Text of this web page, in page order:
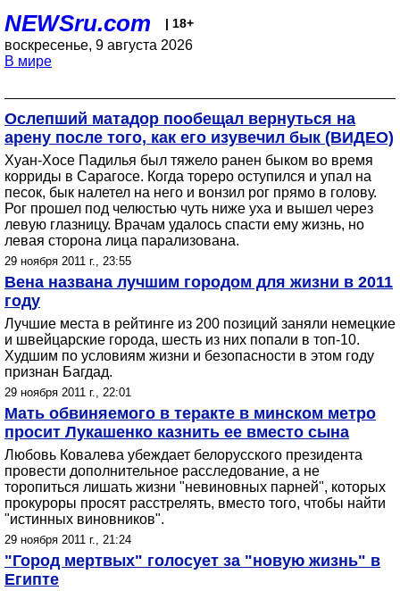
NEWSru.com | 18+
воскресенье, 9 августа 2026
В мире
Ослепший матадор пообещал вернуться на
арену после того, как его изувечил бык (ВИДЕО)
Хуан-Хосе Падилья был тяжело ранен быком во время
корриды в Сарагосе. Когда тореро оступился и упал на
песок, бык налетел на него и вонзил рог прямо в голову.
Рог прошел под челюстью чуть ниже уха и вышел через
левую глазницу. Врачам удалось спасти ему жизнь, но
левая сторона лица парализована.
29 ноября 2011 г., 23:55
Вена названа лучшим городом для жизни в 2011
году
Лучшие места в рейтинге из 200 позиций заняли немецкие
и швейцарские города, шесть из них попали в топ-10.
Худшим по условиям жизни и безопасности в этом году
признан Багдад.
29 ноября 2011 г., 22:01
Мать обвиняемого в теракте в минском метро
просит Лукашенко казнить ее вместо сына
Любовь Ковалева убеждает белорусского президента
провести дополнительное расследование, а не
торопиться лишать жизни "невиновных парней", которых
прокуроры просят расстрелять, вместо того, чтобы найти
"истинных виновников".
29 ноября 2011 г., 21:24
"Город мертвых" голосует за "новую жизнь" в
Египте